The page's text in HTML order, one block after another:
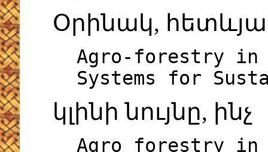
Օրինակ,
Agro-forestry
Systems for
կլինի նույնը, ինչ
Agro forestry